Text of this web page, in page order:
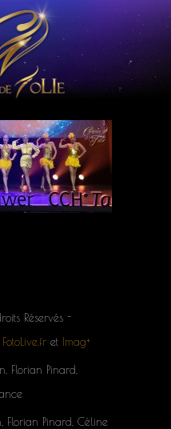
Réservés -
FotoLive.fr et Imag+
Florian Pinard,
Florian Pinard, Céline